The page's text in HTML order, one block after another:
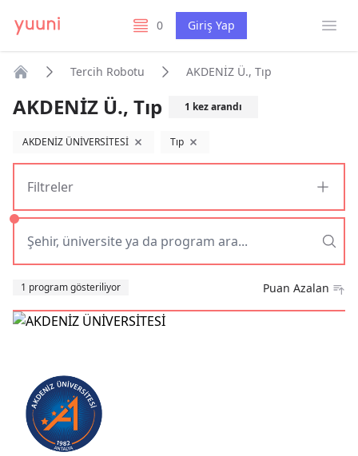
0
listelerim Giriş Yap
Tercih Robotu AKDENİZ Ü., Tıp
AKDENİZ Ü., Tıp 1 kez arandı
AKDENİZ ÜNİVERSİTESİ filtreyi kaldır
Tıp filtreyi kaldır
Filtreler
1 program gösteriliyor Puan Azalan